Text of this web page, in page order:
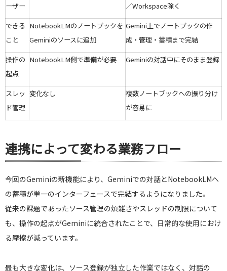
ーザー
／Workspace除く
できる
こと
NotebookLMのノートブックを
Geminiのソースに追加
Gemini上でノートブックの作
成・管理・蓄積まで完結
操作の
起点
NotebookLM側で準備が必要 Geminiの対話中にそのまま登録
スレッ
ド管理
変化なし
複数ノートブックへの振り分け
が容易に
連携によって変わる業務フロー
今回のGeminiの新機能により、Geminiでの対話とNotebookLMへ
の蓄積が単一のインターフェースで完結するようになりました。
従来の課題であったソース管理の煩雑さやスレッドの制限について
も、操作の起点がGeminiに統合されたことで、日常的な使用におけ
る摩擦が減っています。
最も大きな変化は、ソース登録が独立した作業ではなく、対話の